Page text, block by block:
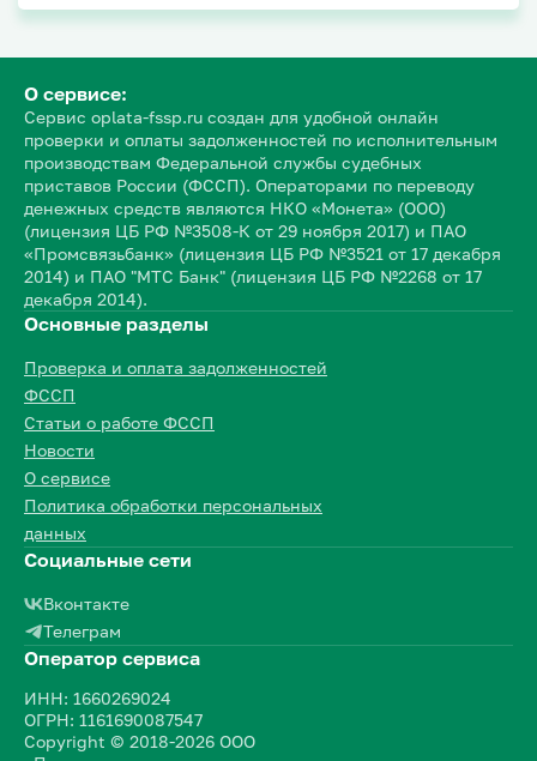
О сервисе:
Сервис oplata-fssp.ru создан для удобной онлайн
проверки и оплаты задолженностей по исполнительным
производствам Федеральной службы судебных
приставов России (ФССП). Операторами по переводу
денежных средств являются НКО «Монета» (ООО)
(лицензия ЦБ РФ №3508-К от 29 ноября 2017) и ПАО
«Промсвязьбанк» (лицензия ЦБ РФ №3521 от 17 декабря
2014) и ПАО "МТС Банк" (лицензия ЦБ РФ №2268 от 17
декабря 2014).
Основные разделы
Проверка и оплата задолженностей
ФССП
Статьи о работе ФССП
Новости
О сервисе
Политика обработки персональных
данных
Социальные сети
Вконтакте
Телеграм
Оператор сервиса
ИНН: 1660269024
ОГРН: 1161690087547
Copyright © 2018-2026 ООО